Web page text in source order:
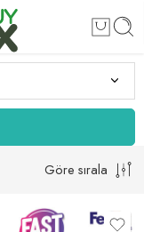
Göre sırala